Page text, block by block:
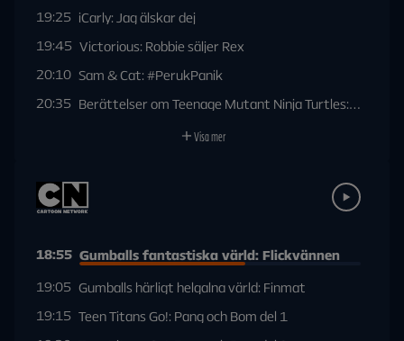
19:25 iCarly: Jag älskar dej
19:45 Victorious: Robbie säljer Rex
20:10 Sam & Cat: #PerukPanik
20:35 Berättelser om Teenage Mutant Ninja Turtles: Raph
Visa mer
18:55 Gumballs fantastiska värld: Flickvännen
19:05 Gumballs härligt helgalna värld: Finmat
19:15 Teen Titans Go!: Pang och Bom del 1